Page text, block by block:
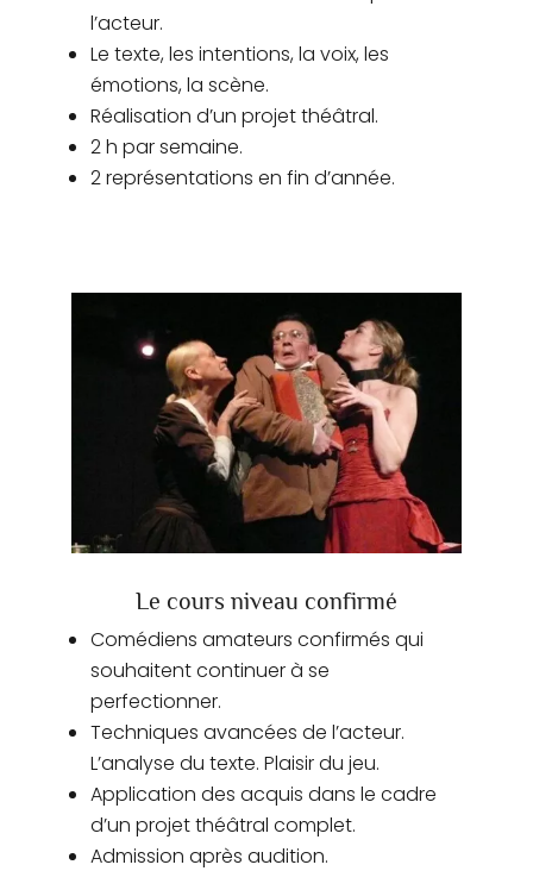
l’acteur.
Le texte, les intentions, la voix, les
émotions, la scène.
Réalisation d’un projet théâtral.
2 h par semaine.
2 représentations en fin d’année.
Le cours niveau confirmé
Comédiens amateurs confirmés qui
souhaitent continuer à se
perfectionner.
Techniques avancées de l’acteur.
L’analyse du texte. Plaisir du jeu.
Application des acquis dans le cadre
d’un projet théâtral complet.
Admission après audition.